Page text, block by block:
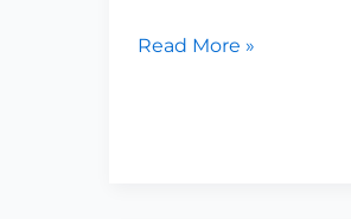
Read More »